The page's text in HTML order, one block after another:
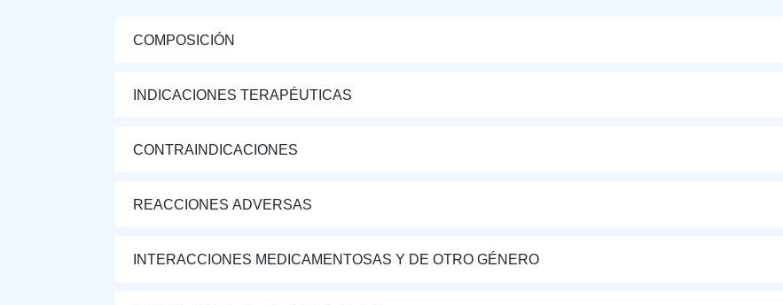
COMPOSICIÓN
INDICACIONES TERAPÉUTICAS
CONTRAINDICACIONES
REACCIONES ADVERSAS
INTERACCIONES MEDICAMENTOSAS Y DE OTRO GÉNERO